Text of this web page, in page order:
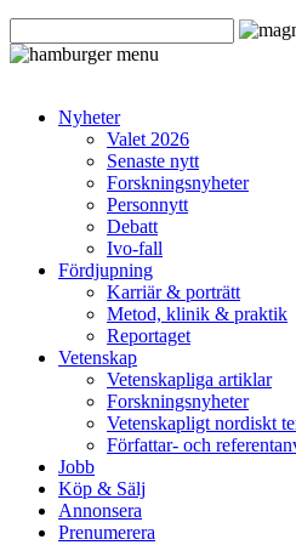
Nyheter
Valet 2026
Senaste nytt
Forskningsnyheter
Personnytt
Debatt
Ivo-fall
Fördjupning
Karriär & porträtt
Metod, klinik & praktik
Reportaget
Vetenskap
Vetenskapliga artiklar
Forskningsnyheter
Vetenskapligt nordiskt
Författar- och
Jobb
Köp & Sälj
Annonsera
Prenumerera